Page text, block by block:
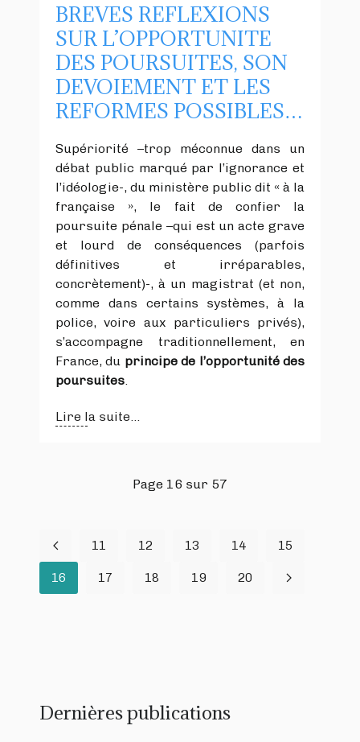
BREVES REFLEXIONS
SUR L’OPPORTUNITE
DES POURSUITES, SON
DEVOIEMENT ET LES
REFORMES POSSIBLES…
Supériorité –trop méconnue dans un
débat public marqué par l’ignorance et
l’idéologie-, du ministère public dit « à la
française », le fait de confier la
poursuite pénale –qui est un acte grave
et lourd de conséquences (parfois
définitives et irréparables,
concrètement)-, à un magistrat (et non,
comme dans certains systèmes, à la
police, voire aux particuliers privés),
s’accompagne traditionnellement, en
France, du principe de l’opportunité des
poursuites.
Lire la suite...
Page 16 sur 57
11 12 13 14 15
16 17 18 19 20
Dernières publications